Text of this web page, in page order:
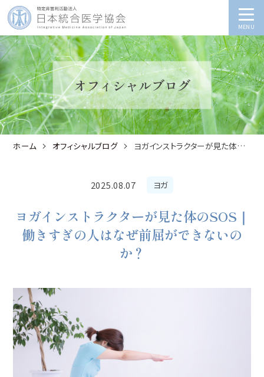
MENU
オフィシャルブログ
ホーム オフィシャルブログ ヨガインストラクターが見た体のSOS｜働きすぎの人はなぜ前屈ができないのか？
2025.08.07 ヨガ
ヨガインストラクターが見た体のSOS｜
働きすぎの人はなぜ前屈ができないの
か？